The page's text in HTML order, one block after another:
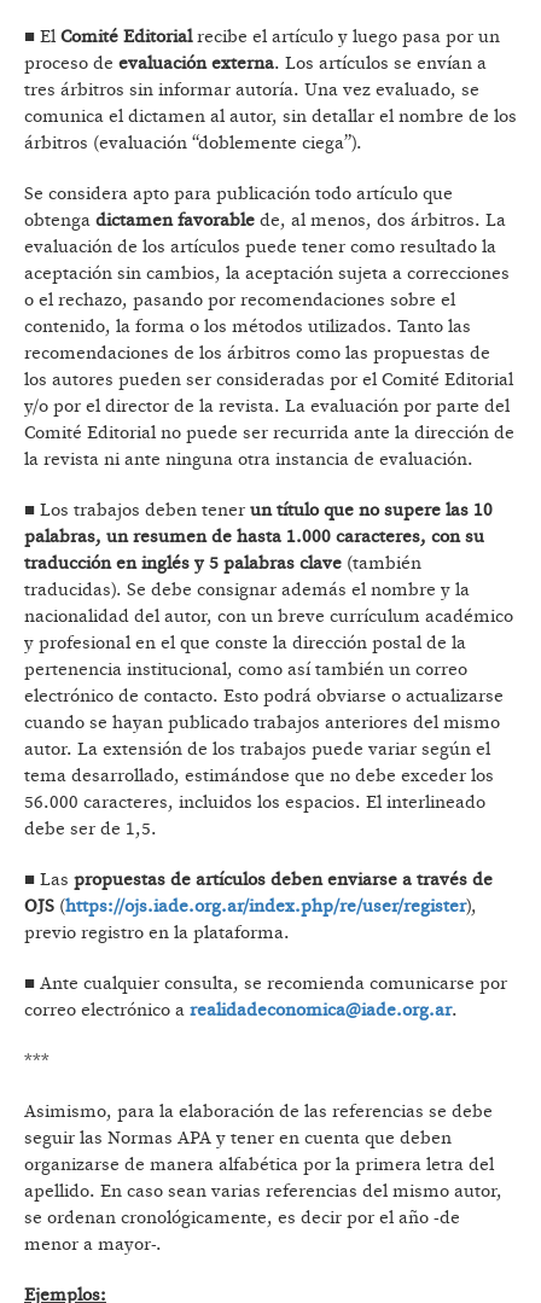
■ El Comité Editorialrecibe el artículo y luego pasa por un
proceso de evaluación externa. Los artículos se envían a
tres árbitros sin informar autoría. Una vez evaluado, se
comunica el dictamen al autor, sin detallar el nombre de los
árbitros (evaluación “doblemente ciega”).
Se considera apto para publicación todo artículo que
obtenga dictamen favorable de, al menos, dos árbitros. La
evaluación de los artículos puede tener como resultado la
aceptación sin cambios, la aceptación sujeta a correcciones
o el rechazo, pasando por recomendaciones sobre el
contenido, la forma o los métodos utilizados. Tanto las
recomendaciones de los árbitros como las propuestas de
los autores pueden ser consideradas por el Comité Editorial
y/o por el director de la revista. La evaluación por parte del
Comité Editorial no puede ser recurrida ante la dirección de
la revista ni ante ninguna otra instancia de evaluación.
■ Los trabajos deben tener un título que no supere las 10
palabras, un resumen de hasta 1.000 caracteres, con su
traducción en inglés y 5 palabras clave (también
traducidas). Se debe consignar además el nombre y la
nacionalidad del autor, con un breve currículum académico
y profesional en el que conste la dirección postal de la
pertenencia institucional, como así también un correo
electrónico de contacto. Esto podrá obviarse o actualizarse
cuando se hayan publicado trabajos anteriores del mismo
autor. La extensión de los trabajos puede variar según el
tema desarrollado, estimándose que no debe exceder los
56.000 caracteres, incluidos los espacios. El interlineado
debe ser de 1,5.
■ Las propuestas de artículos deben enviarse a través de
OJS (https://ojs.iade.org.ar/index.php/re/user/register),
previo registro en la plataforma.
■ Ante cualquier consulta, se recomienda comunicarse por
correo electrónico a realidadeconomica@iade.org.ar.
***
Asimismo, para la elaboración de las referencias se debe
seguir las Normas APA y tener en cuenta que deben
organizarse de manera alfabética por la primera letra del
apellido. En caso sean varias referencias del mismo autor,
se ordenan cronológicamente, es decir por el año -de
menor a mayor-.
Ejemplos: